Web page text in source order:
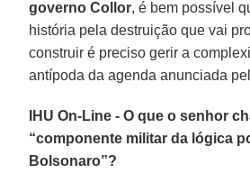
governo Collor, é bem possível
história pela destruição que vai
construir é preciso gerir a
antípoda da agenda anunciada
IHU On-Line - O que o senhor
“componente militar da lógica
Bolsonaro”?